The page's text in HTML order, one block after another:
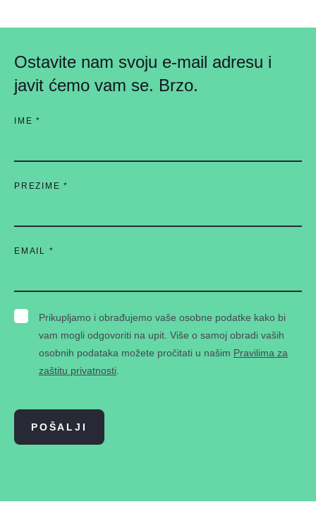
Ostavite nam svoju e-mail adresu i
javit ćemo vam se. Brzo.
IME*
PREZIME*
EMAIL *
Prikupljamo i obrađujemo vaše osobne podatke kako bi
vam mogli odgovoriti na upit. Više o samoj obradi vaših
osobnih podataka možete pročitati u našim Pravilima za
zaštitu privatnosti
POŠALJI